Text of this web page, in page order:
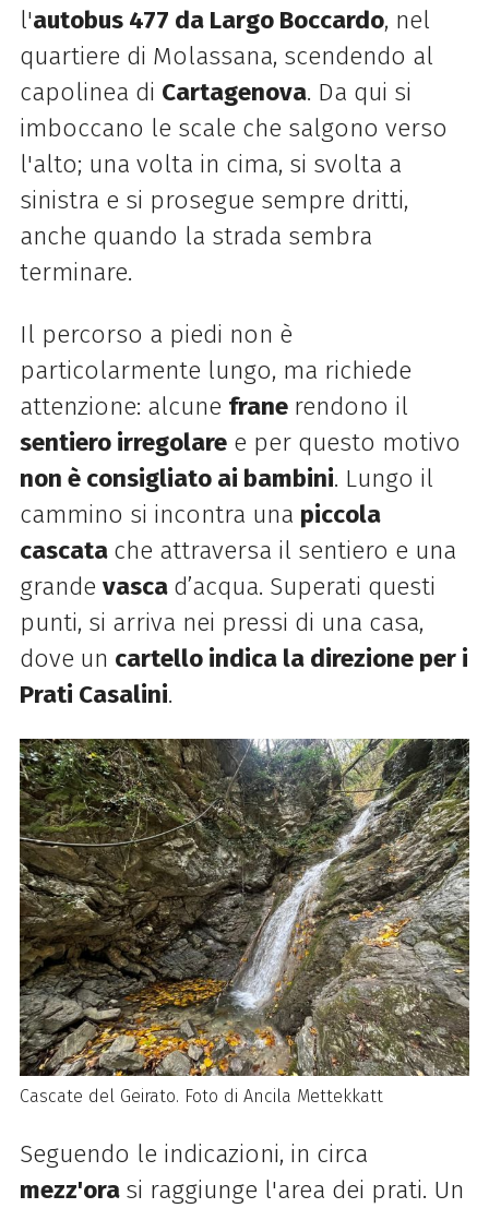
l'autobus 477 da Largo Boccardo, nel
quartiere di Molassana, scendendo al
capolinea di Cartagenova. Da qui si
imboccano le scale che salgono verso
l'alto; una volta in cima, si svolta a
sinistra e si prosegue sempre dritti,
anche quando la strada sembra
terminare.
Il percorso a piedi non è
particolarmente lungo, ma richiede
attenzione: alcune frane rendono il
sentiero irregolaree per questo motivo
non è consigliato ai bambini. Lungo il
cammino si incontra una piccola
cascata che attraversa il sentiero e una
grande vasca d’acqua. Superati questi
punti, si arriva nei pressi di una casa,
dove un cartello indica la direzione per i
Prati Casalini.
Cascate del Geirato. Foto di Ancila Mettekkatt
Seguendo le indicazioni, in circa
mezz'ora si raggiunge l'area dei prati. Un